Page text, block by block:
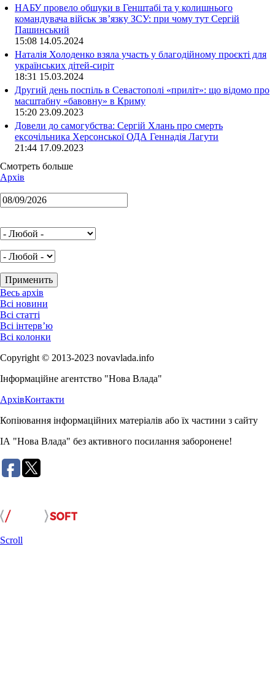
НАБУ провело обшуки в Генштабі та у колишнього
командувача військ зв’язку ЗСУ: при чому тут Сергій
Пашинський
15:08 14.05.2024
Наталія Холоденко взяла участь у благодійному проєкті для
українських дітей-сиріт
18:31 15.03.2024
Другий день поспіль в Севастополі «приліт»: що відомо про
масштабну «бавовну» в Криму
15:20 23.09.2023
Довели до самогубства: Сергій Хлань про смерть
ексочільника Херсонської ОДА Геннадія Лагути
21:44 17.09.2023
Смотреть больше
Архів
Весь архів
Всі новини
Всі статті
Всі інтерв’ю
Всі колонки
Copyright © 2013-2023 novavlada.info
Інформаційне агентство "Нова Влада"
АрхівКонтакти
Копіювання інформаційних матеріалів або їх частини з сайту
ІА "Нова Влада" без активного посилання заборонене!
Scroll